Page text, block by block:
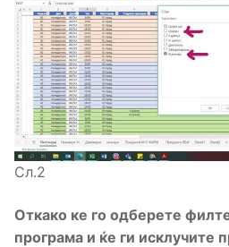
Сл.2
Откако ке го одберете
програма и ќе ги исклучите